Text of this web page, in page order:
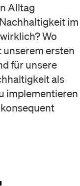
Alltag
im
Wo
unserem ersten
für unsere
als
implementieren